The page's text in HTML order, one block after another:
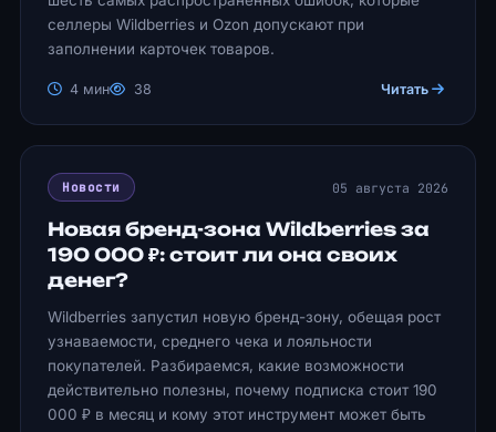
селлеры Wildberries и Ozon допускают при
заполнении карточек товаров.
4 мин 38 Читать
Новости 05 августа 2026
Новая бренд-зона Wildberries за
190 000 ₽: стоит ли она своих
денег?
Wildberries запустил новую бренд-зону, обещая рост
узнаваемости, среднего чека и лояльности
покупателей. Разбираемся, какие возможности
действительно полезны, почему подписка стоит 190
000 ₽ в месяц и кому этот инструмент может быть